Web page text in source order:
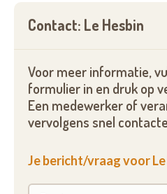
Contact: Le Hesbin
Voor meer informatie,
formulier in en druk op
Een medewerker of
vervolgens snel
Je bericht/vraag voor Le